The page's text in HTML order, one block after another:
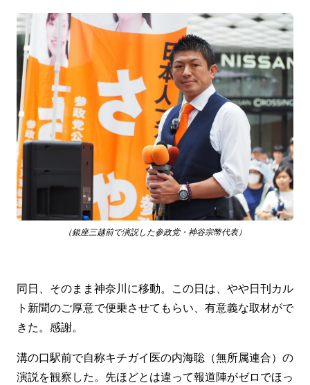
（銀座三越前で演説した参政党・神谷宗幣代表）
同日、そのまま神奈川に移動。この日は、やや日刊カル
ト新聞のご厚意で便乗させてもらい、有意義な取材がで
きた。感謝。
溝の口駅前で自称キチガイ医の内海聡（無所属連合）の
演説を観察した。先ほどとは違って報道陣がゼロでほっ